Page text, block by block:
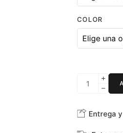
COLOR
Entrega